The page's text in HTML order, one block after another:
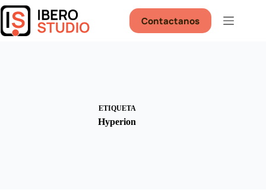
Saltar
al
contenido
Contactanos
ETIQUETA
Hyperion